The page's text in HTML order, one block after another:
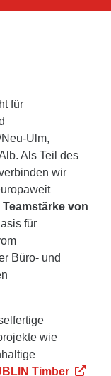
für
Ulm,
Als Teil des
wir
Teamstärke von
für
Büro- und
wie
Timber